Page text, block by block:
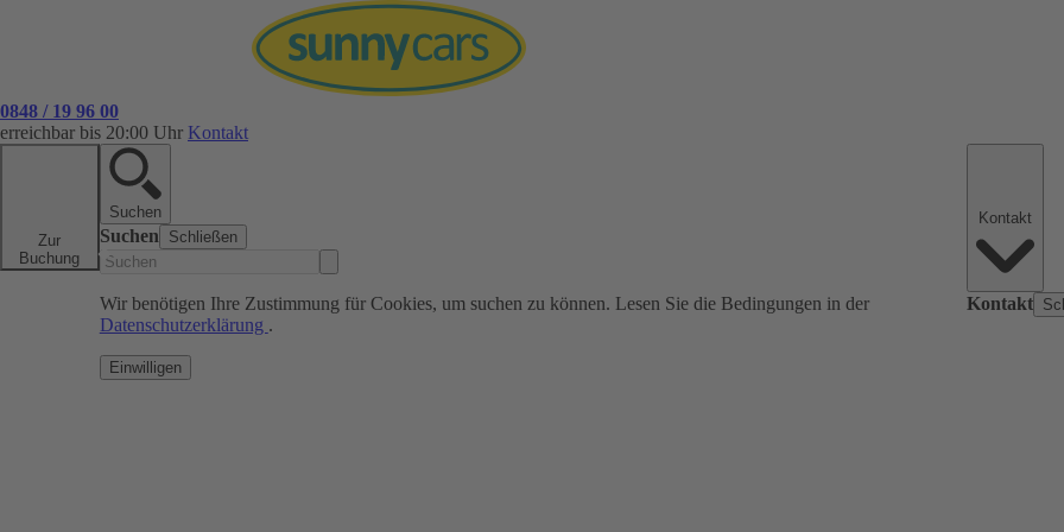
0848 / 19 96 00
erreichbar bis 20:00 Uhr Kontakt
Zur
Buchung
Suchen
Suchen Schließen
Wir benötigen Ihre Zustimmung für Cookies, um suchen zu können. Lesen Sie die Bedingungen in der
Datenschutzerklärung .
Einwilligen
Kontakt